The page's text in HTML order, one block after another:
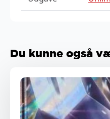
Du kunne også